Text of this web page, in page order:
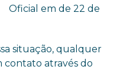
Oficial em de 22 de
situação, qualquer
através do